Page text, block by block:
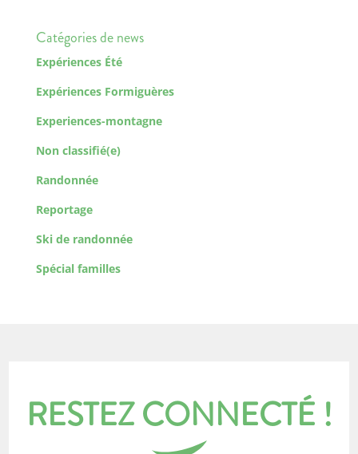
Catégories de news
Expériences Été
Expériences Formiguères
Experiences-montagne
Non classifié(e)
Randonnée
Reportage
Ski de randonnée
Spécial familles
RESTEZ CONNECTÉ !